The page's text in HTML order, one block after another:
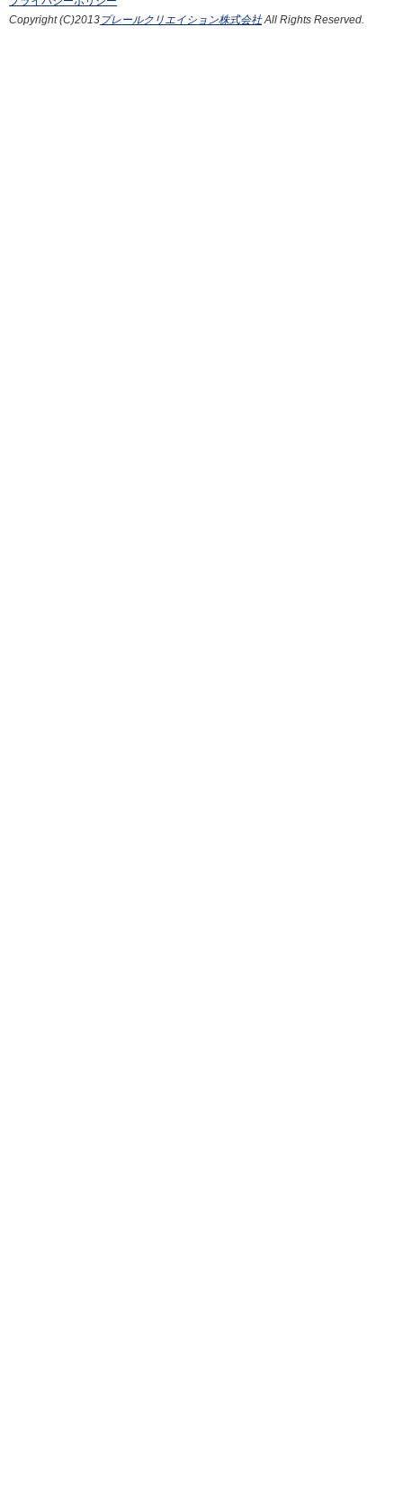
Copyright (C)2013 プレールクリエイション株式会社All Rights Reserved.